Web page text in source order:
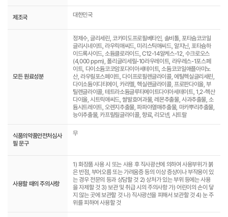
제조국 대한민국
모든 원료성분
정제수, 글리세린, 코카미도프로필베타인, 솔비톨, 포타슘코코일
글리시네이트, 라우릭애씨드, 미리스틱애씨드, 알지닌, 포타슘하
이드록사이드, 소듐클로라이드, C12-14알케스-12, 수크로오스
(4,000 ppm), 폴리글리세릴-10라우레이트, 라우레스-1포스페
이트, 다이소듐코코암포다이아세테이트, 소듐코코일애플아미노
산, 라우릴포스페이트, 다이프로필렌글라이콜, 에틸헥실글리세린,
다이소듐이디티에이, 카라멜, 헥실렌글라이콜, 프로판다이올, 부
틸렌글라이콜, 테트라소듐글루타메이트다이아세테이트, 1,2-헥산
다이올, 시트릭애씨드, 쌀발효여과물, 레몬추출물, 사과추출물, 소
듐시트레이트, 오렌지추출물, 파파야열매추출물, 마카뿌리추출물,
능이추출물, 카프릴릴글라이콜, 향료, 리모넨, 시트랄
식품의약품안전처심사
필 문구
무
사용할 때의 주의사항
1) 화장품 사용 시 또는 사용 후 직사광선에 의하여 사용부위가 붉
은 반점, 부어오름 또는 가려움증 등의 이상 증상이나 부작용이 있
는 경우 전문의 등과 상담할 것 2) 상처가 있는 부위 등에는 사용
을 자제할 것 3) 보관 및 취급 시의 주의사항 가) 어린이의 손이 닿
지 않는 곳에 보관할 것 나) 직사광선을 피해서 보관할 것 4) 눈 주
위를 피하여 사용할 것